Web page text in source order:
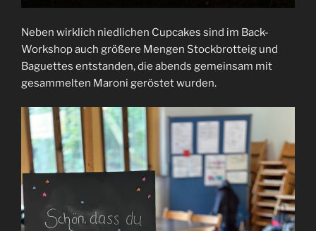
Neben wirklich niedlichen Cupcakes sind im Back-
Workshop auch größere Mengen Stockbrotteig und
Baguettes entstanden, die abends gemeinsam mit
gesammelten Maroni geröstet wurden.